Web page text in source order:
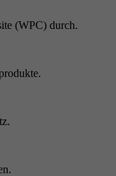
(WPC) durch.